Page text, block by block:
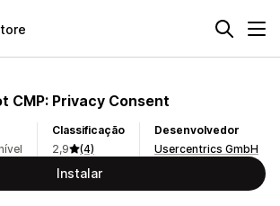
CMP: Privacy Consent
Classificação
2,9
(4)
Desenvolvedor
Usercentrics GmbH
Instalar